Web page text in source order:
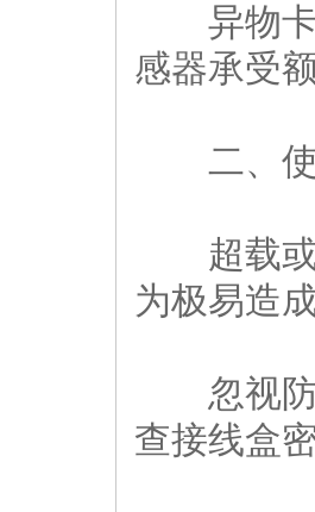
异物卡
感器承受
二、使
超载或
为极易造
忽视防
查接线盒